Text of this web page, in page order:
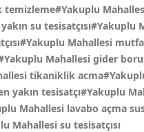
su
Mahallesi
Mahallesi gider
tikaniklik
tesisatçı#Yakuplu
Mahallesi lavabo açma
Mahallesi su tesisatçısı